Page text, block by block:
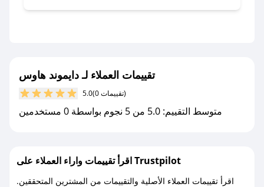
مع صحصح، تسوق بذكاء ووفّر على كل مشترياتك مع
تقييمات العملاء لـ دايموند هاوس
5.0 (0 تقييمات)
متوسط التقييم: 5.0 من 5 نجوم بواسطة 0 مستخدمين
اقرأ تقييمات واراء العملاء على Trustpilot
اقرأ تقييمات العملاء الأصلية والتقييمات من المشترين المتحققين.